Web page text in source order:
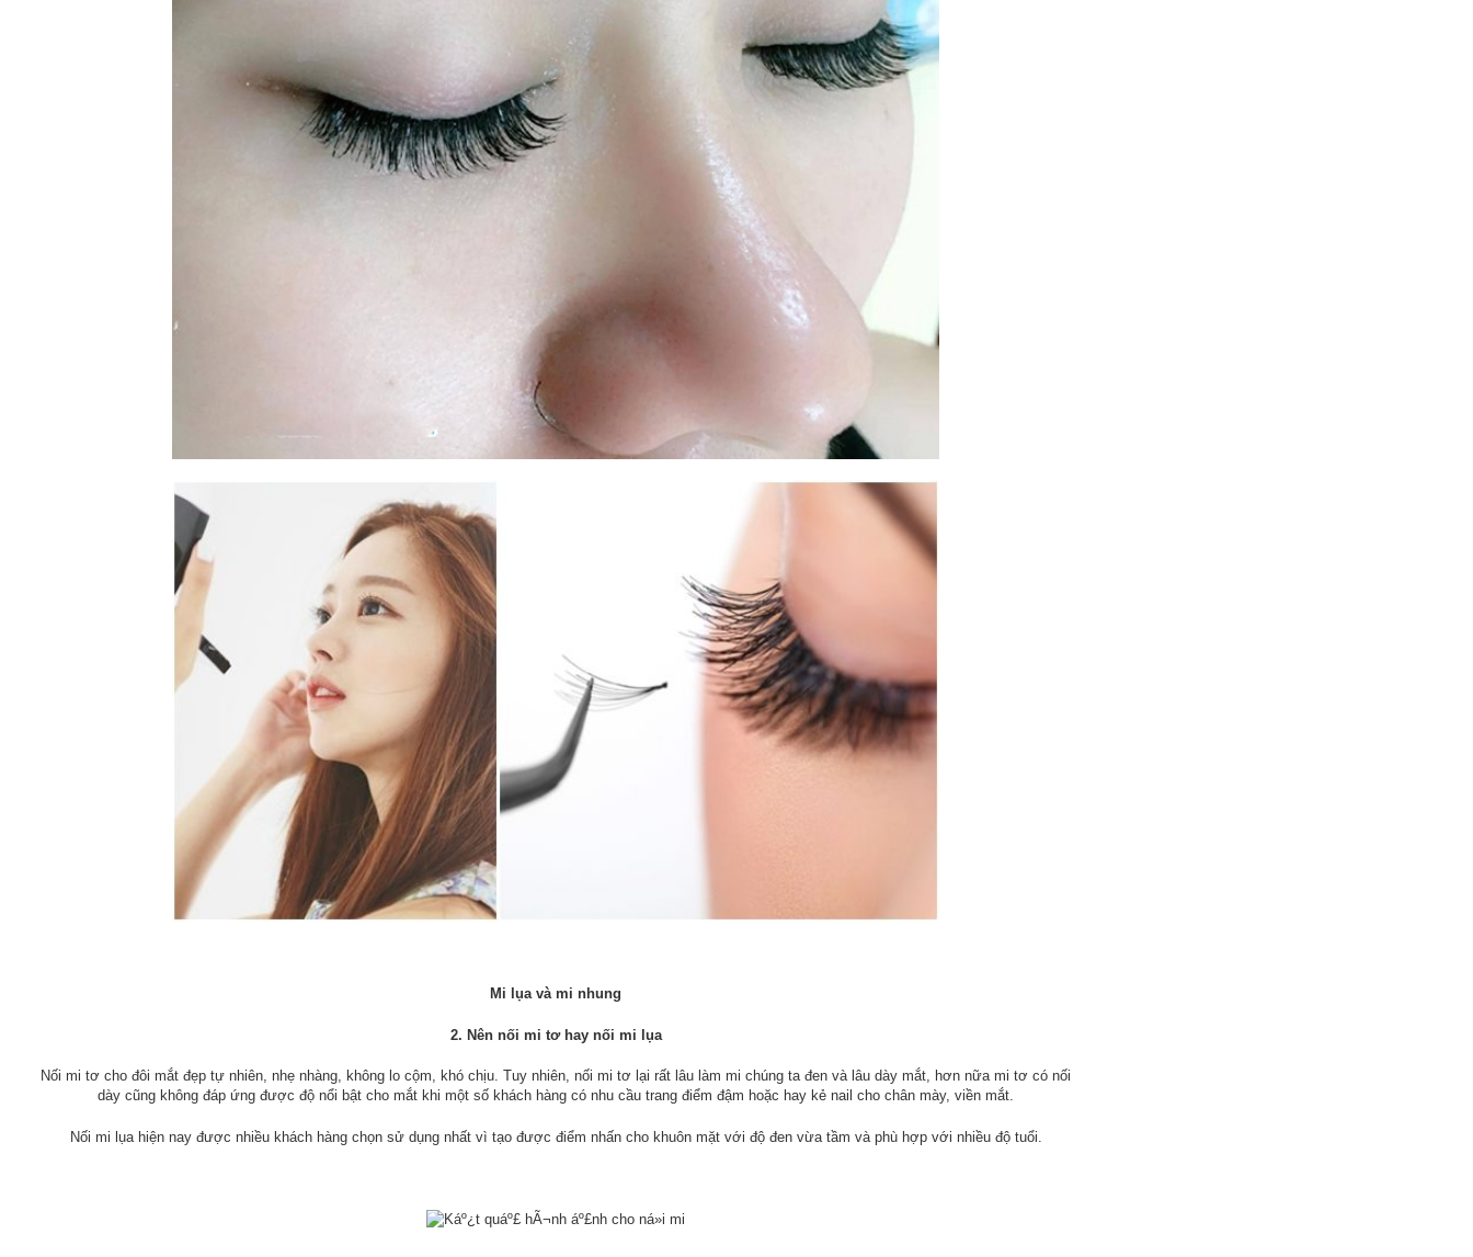
Mi lụa và mi nhung
2. Nên nối mi tơ hay nối mi lụa
Nối mi tơ cho đôi mắt đẹp tự nhiên, nhẹ nhàng, không lo cộm, khó chịu. Tuy nhiên, nối mi tơ lại rất lâu làm mi chúng ta đen và lâu dày mắt, hơn nữa mi tơ có nối
dày cũng không đáp ứng được độ nổi bật cho mắt khi một số khách hàng có nhu cầu trang điểm đậm hoặc hay kẻ nail cho chân mày, viền mắt.
Nối mi lụa hiện nay được nhiều khách hàng chọn sử dụng nhất vì tạo được điểm nhấn cho khuôn mặt với độ đen vừa tầm và phù hợp với nhiều độ tuổi.